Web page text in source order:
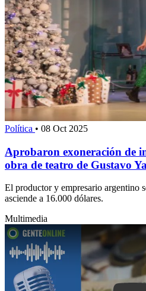
Política • 08 Oct 2025
Aprobaron exoneración de
obra de teatro de Gustavo
El productor y empresario argentino
asciende a 16.000 dólares.
Multimedia